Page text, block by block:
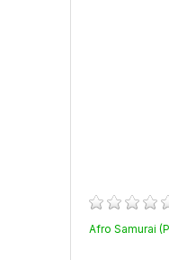
Afro Samurai